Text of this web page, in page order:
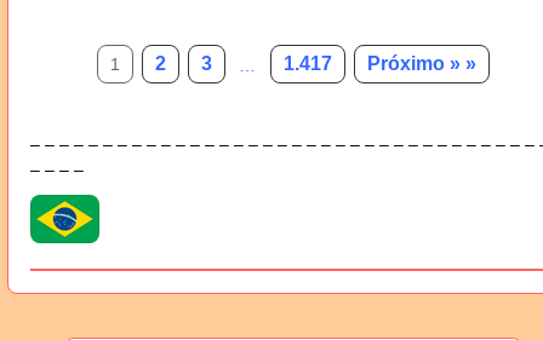
1 2 3 1.417 Próximo » »
– – – – – – – – – – – – – – – – – – – – – – – – – – – – – – – – – – –
– – – –